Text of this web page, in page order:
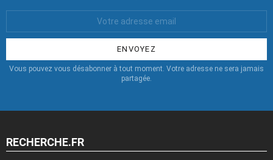
:
Vous pouvez vous désabonner à tout moment. Votre adresse ne sera jamais
partagée.
RECHERCHE.FR